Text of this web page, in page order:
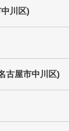
川区)
古屋市中川区)